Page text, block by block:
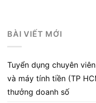
BÀI VIẾT MỚI
Tuyển dụng chuyên
và máy tính tiền (TP
thưởng doanh số